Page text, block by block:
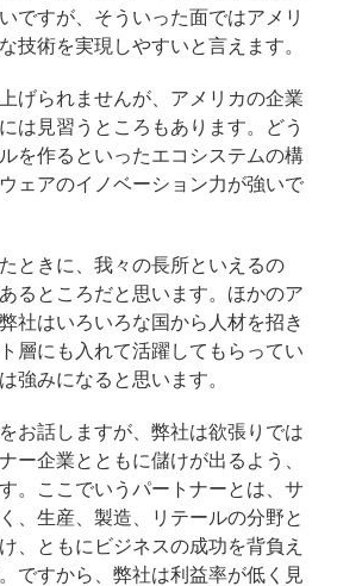
ですが、そういった面ではアメリ
技術を実現しやすいと言えます。
げられませんが、アメリカの企業
は見習うところもあります。どう
を作るといったエコシステムの構
ェアのイノベーション力が強いで
ときに、我々の長所といえるの
るところだと思います。ほかのア
社はいろいろな国から人材を招き
層にも入れて活躍してもらってい
強みになると思います。
お話しますが、弊社は欲張りでは
ー企業とともに儲けが出るよう、
。ここでいうパートナーとは、サ
、生産、製造、リテールの分野と
、ともにビジネスの成功を背負え
ですから、弊社は利益率が低く見